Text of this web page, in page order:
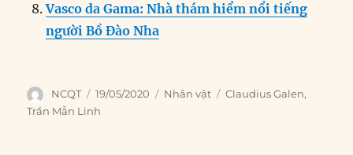
Vasco da Gama: Nhà thám hiểm nổi tiếng
người Bồ Đào Nha
Author
NCQT
Posted
on
19/05/2020 Categories
Nhân vật Tags
Claudius Galen,
Trần Mẫn Linh